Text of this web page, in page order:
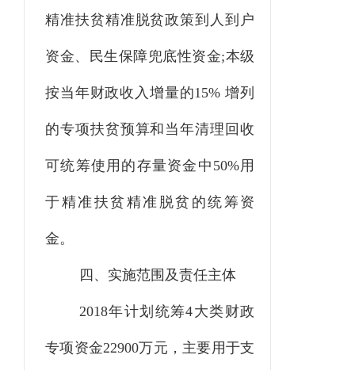
精准扶贫精准脱贫政策到人到户
资金、 民生保障兜底性资金;本级
按当年财政收入增量的15% 增列
的专项扶贫预算和当年清理回收
可统筹使用的存量资金中50%用
于精准扶贫精准脱贫的统筹资
金。
四、实施范围及责任主体
2018年计划统筹4大类财政
专项资金22900万元，主要用于支